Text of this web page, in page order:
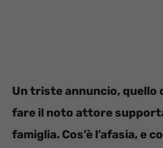
Un triste annuncio, quello
fare il noto attore
famiglia. Cos’è l’afasia, e